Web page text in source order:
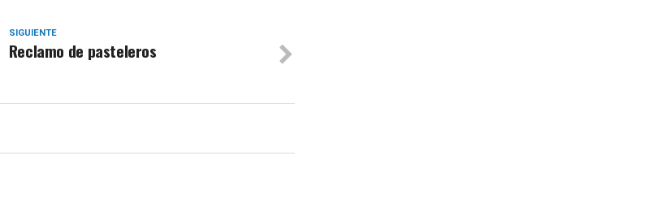
SIGUIENTE
Reclamo de pasteleros